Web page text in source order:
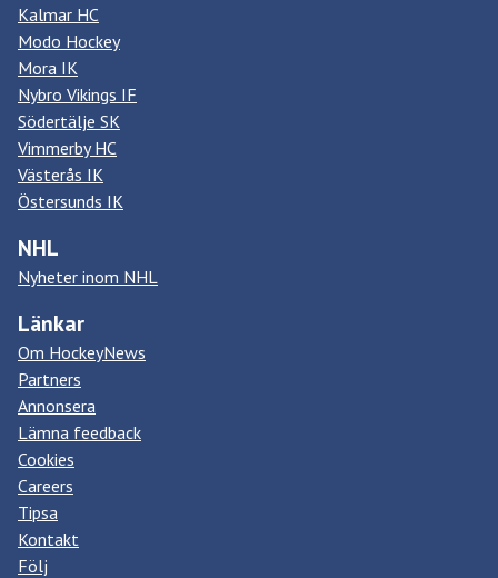
Kalmar HC
Modo Hockey
Mora IK
Nybro Vikings IF
Södertälje SK
Vimmerby HC
Västerås IK
Östersunds IK
NHL
Nyheter inom NHL
Länkar
Om HockeyNews
Partners
Annonsera
Lämna feedback
Cookies
Careers
Tipsa
Kontakt
Följ